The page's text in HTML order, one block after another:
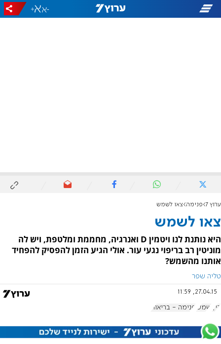
-
+
ערוץ 7 פנימה צאו לשמש
צאו לשמש
היא נותנת לנו ויטמין D ואנרגיה, מחממת ומלטפת, ויש לה
מוניטין רב בריפוי נגעי עור. אולי הגיע הזמן להפסיק להפחיד
אותנו מהשמש?
טליה שפר
27.04.15, 11:59
קיץ שמש פנימה - בריאות